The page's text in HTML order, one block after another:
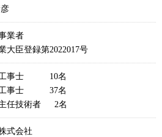
業者
臣登録第2022017号
工事士 10名
工事士 37名
任技術者 2名
式会社